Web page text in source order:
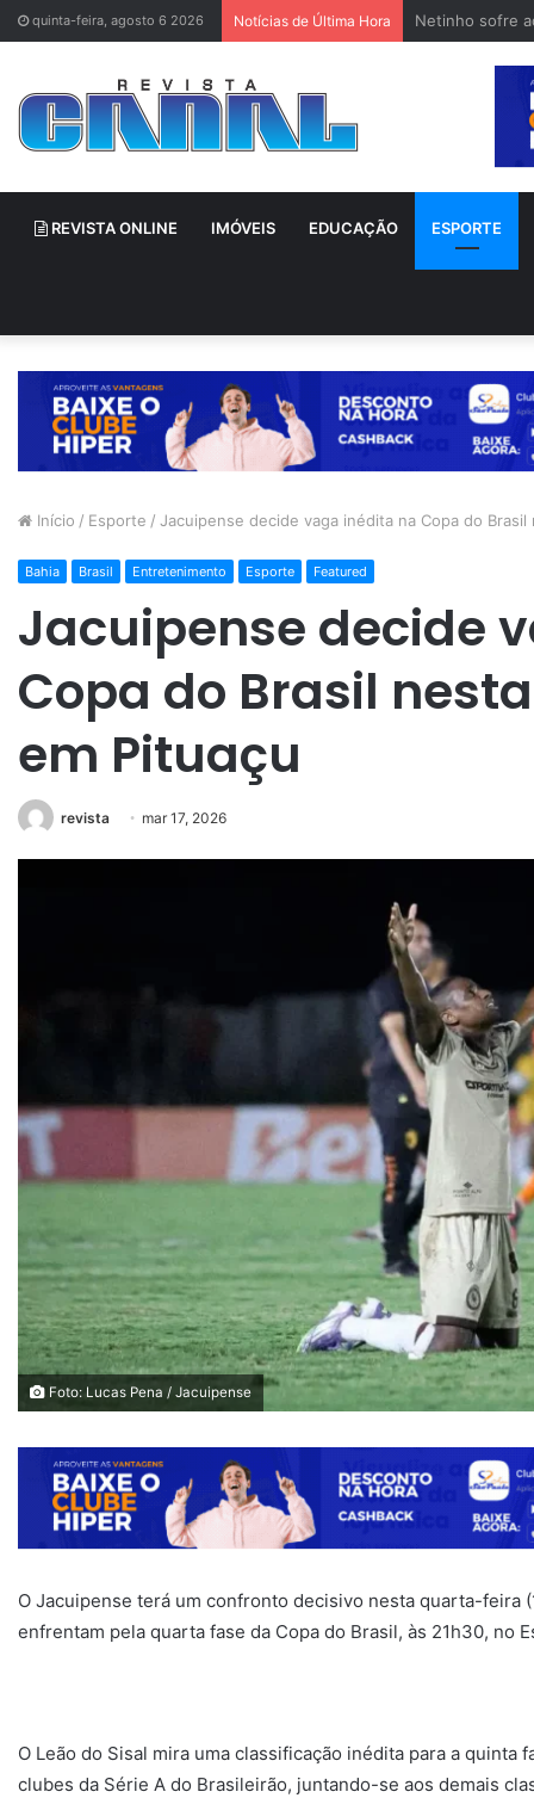
quinta-feira, agosto 6 2026 Notícias de Última Hora Netinho sofre
REVISTA ONLINE IMÓVEIS EDUCAÇÃO ESPORTE
Início / Esporte / Jacuipense decide vaga inédita na Copa do
Bahia Brasil Entretenimento Esporte Featured
Jacuipense decide
Copa do Brasil
em Pituaçu
revista mar 17, 2026
Foto: Lucas Pena / Jacuipense
O Jacuipense terá um confronto decisivo nesta quarta-feira
enfrentam pela quarta fase da Copa do Brasil, às 21h30, no
O Leão do Sisal mira uma classificação inédita para a quinta
clubes da Série A do Brasileirão, juntando-se aos demais